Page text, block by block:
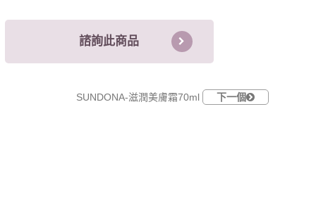
諮詢此商品
SUNDONA-滋潤美膚霜70ml 下一個